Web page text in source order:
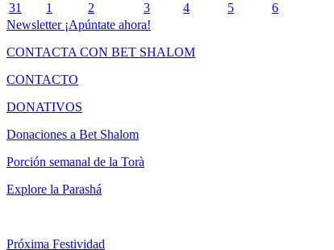
31
1 2 3 4 5
6
Newsletter ¡Apúntate ahora!
CONTACTA CON BET SHALOM
CONTACTO
DONATIVOS
Donaciones a Bet Shalom
Porción semanal de la Torà
Explore la Parashá
Próxima Festividad